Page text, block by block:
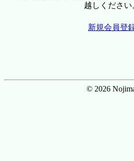
越しください
新規会員登
© 2026